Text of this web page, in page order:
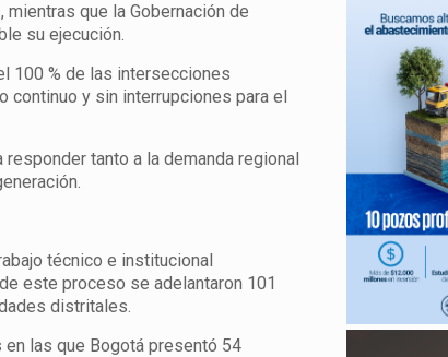
que la Gobernación de
su ejecución.
100 % de las intersecciones
continuo y sin interrupciones para el
tanto a la demanda regional
técnico e institucional
este proceso se adelantaron 101
distritales.
las que Bogotá presentó 54